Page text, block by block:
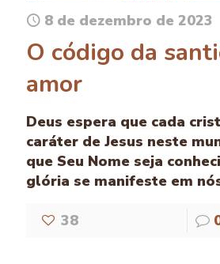
8 de dezembro de 2023
O código da
amor
Deus espera que cada
caráter de Jesus neste
que Seu Nome seja
glória se manifeste em
38